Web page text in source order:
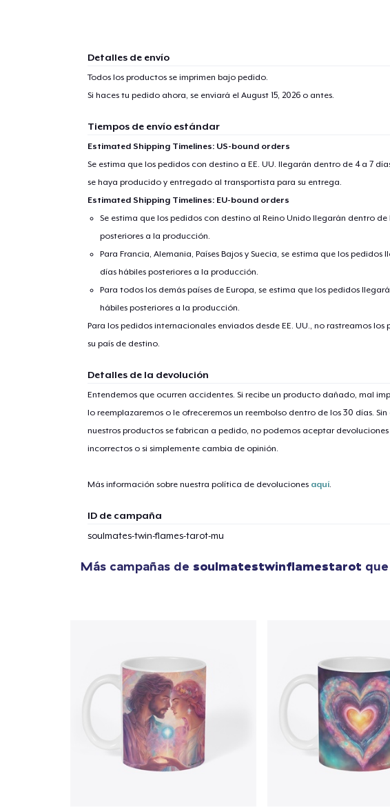
Detalles de envío
Todos los productos se imprimen bajo pedido.
Si haces tu pedido ahora, se enviará el August 15, 2026o antes.
Tiempos de envío estándar
Estimated Shipping Timelines: US-bound orders
Se estima que los pedidos con destino a EE. UU. llegarán dentro de 4 a 7
se haya producido y entregado al transportista para su entrega.
Estimated Shipping Timelines: EU-bound orders
Se estima que los pedidos con destino al Reino Unido llegarán dentro de
posteriores a la producción.
Para Francia, Alemania, Países Bajos y Suecia, se estima que los pedidos
días hábiles posteriores a la producción.
Para todos los demás países de Europa, se estima que los pedidos
hábiles posteriores a la producción.
Para los pedidos internacionales enviados desde EE. UU., no rastreamos los
su país de destino.
Detalles de la devolución
Entendemos que ocurren accidentes. Si recibe un producto dañado, mal
lo reemplazaremos o le ofreceremos un reembolso dentro de los 30 días.
nuestros productos se fabrican a pedido, no podemos aceptar
incorrectos o si simplemente cambia de opinión.
Más información sobre nuestra política de devoluciones aquí.
ID de campaña
soulmates-twin-flames-tarot-mu
Más campañas de soulmatestwinflamestarot